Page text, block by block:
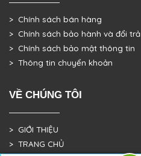
> Chính sách bán hàng
> Chính sách bảo hành và đổi trả
> Chính sách bảo mật thông tin
> Thông tin chuyển khoản
VỀ CHÚNG TÔI
> GIỚI THIỆU
> TRANG CHỦ